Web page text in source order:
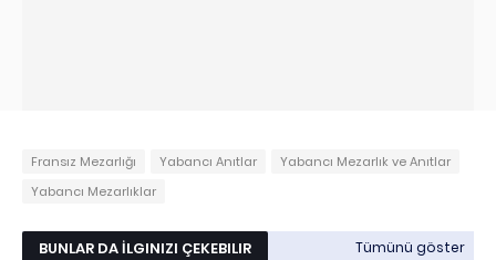
Fransız Mezarlığı Yabancı Anıtlar
Yabancı Mezarlık ve Anıtlar
Yabancı Mezarlıklar
BUNLAR DA İLGINIZI ÇEKEBILIR Tümünü göster